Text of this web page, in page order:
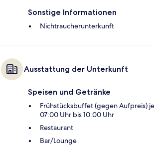
Sonstige Informationen
Nichtraucherunterkunft
Ausstattung der Unterkunft
Speisen und Getränke
Frühstücksbuffet (gegen Aufpreis)
07:00 Uhr bis 10:00 Uhr
Restaurant
Bar/Lounge